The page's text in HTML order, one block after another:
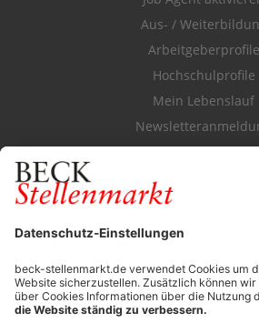
Aus- /
Arbeitgeberprofile
Hochschulprofile
Mein Lebenslauf
Durchsuchen Sie den
FÜR ARBEITGEBER
Stellenmarktpreise
Anzeigen-AGB
Media-Daten